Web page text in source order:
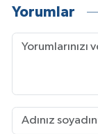
Yorumlar